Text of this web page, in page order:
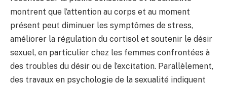
montrent que l’attention au corps et au moment
présent peut diminuer les symptômes de stress,
améliorer la régulation du cortisol et soutenir le désir
sexuel, en particulier chez les femmes confrontées à
des troubles du désir ou de l’excitation. Parallèlement,
des travaux en psychologie de la sexualité indiquent